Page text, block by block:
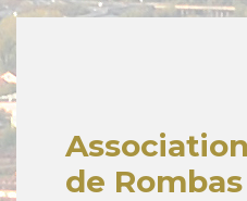
de Rombas